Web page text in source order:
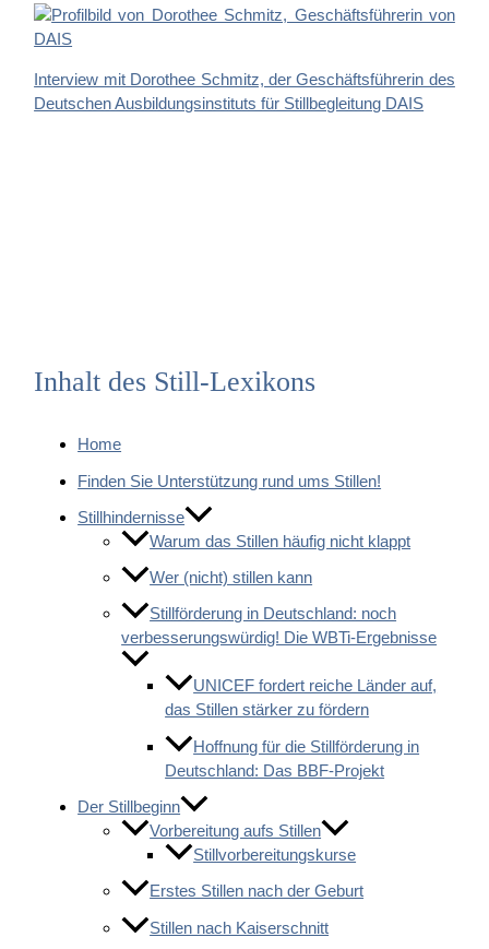
Interview mit Dorothee Schmitz, der Geschäftsführerin des
Deutschen Ausbildungsinstituts für Stillbegleitung DAIS
Inhalt des Still-Lexikons
Home
Finden Sie Unterstützung rund ums Stillen!
Stillhindernisse
Warum das Stillen häufig nicht klappt
Wer (nicht) stillen kann
Stillförderung in Deutschland: noch
verbesserungswürdig! Die WBTi-Ergebnisse
UNICEF fordert reiche Länder auf,
das Stillen stärker zu fördern
Hoffnung für die Stillförderung in
Deutschland: Das BBF-Projekt
Der Stillbeginn
Vorbereitung aufs Stillen
Stillvorbereitungskurse
Erstes Stillen nach der Geburt
Stillen nach Kaiserschnitt